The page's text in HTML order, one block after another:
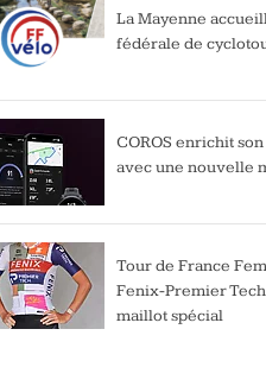
La Mayenne
fédérale de
COROS enrichit
avec une nouvelle
Tour de France
Fenix-Premier
maillot spécial